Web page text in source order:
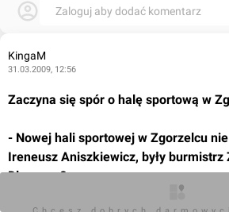
Zaloguj aby dodać komentarz
KingaM
31.03.2009, 12:56
Zaczyna się spór o halę sportową w
- Nowej hali sportowej w Zgorzelcu
Ireneusz Aniszkiewicz, były burmistrz
Dlaczego?